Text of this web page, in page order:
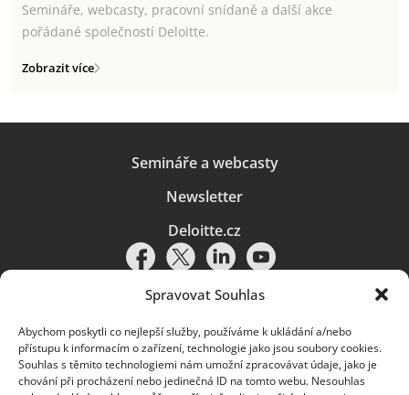
Spravovat Souhlas
Abychom poskytli co nejlepší služby, používáme k ukládání a/nebo
přístupu k informacím o zařízení, technologie jako jsou soubory cookies.
Souhlas s těmito technologiemi nám umožní zpracovávat údaje, jako je
chování při procházení nebo jedinečná ID na tomto webu. Nesouhlas
Semináře, webcasty, pracovní snídaně a další akce
pořádané společností Deloitte.
Zobrazit více
Semináře a webcasty
Newsletter
Deloitte.cz
Pravidla používání|Ochrana osobních údajů|Soubory cookies |
Deloitte.cz
© 2026. Více informací najdete vPravidlech používání.